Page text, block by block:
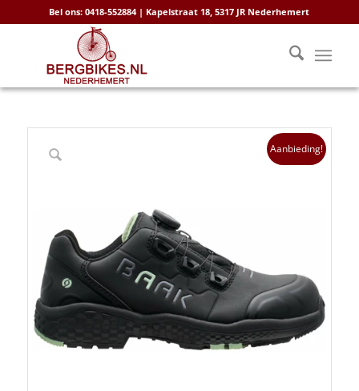
Bel ons: 0418-552884 | Kapelstraat 18, 5317 JR Nederhemert
Aanbieding!